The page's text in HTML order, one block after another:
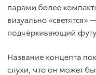
парами более
визуально
подчёркивающий
Название концепта
слухи, что он может